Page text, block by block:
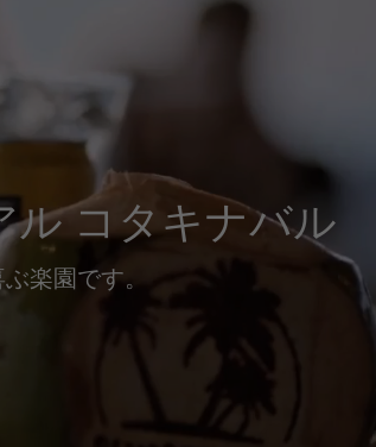
ル コタキナバル
楽園です。